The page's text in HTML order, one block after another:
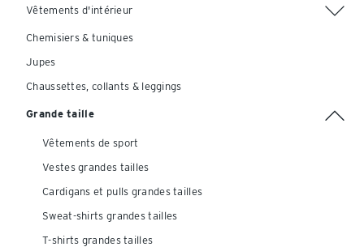
Vêtements d'intérieur
Chemisiers & tuniques
Jupes
Chaussettes, collants & leggings
Grande taille
Vêtements de sport
Vestes grandes tailles
Cardigans et pulls grandes tailles
Sweat-shirts grandes tailles
T-shirts grandes tailles